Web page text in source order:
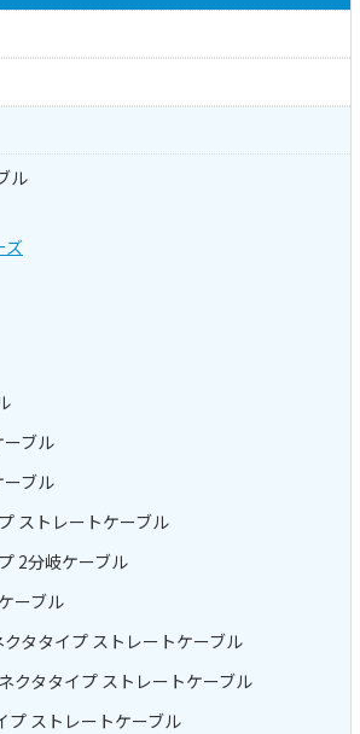
ル
ズ
ブル
ブル
ストレートケーブル
2分岐ケーブル
ーブル
タタイプ ストレートケーブル
クタタイプ ストレートケーブル
プ ストレートケーブル